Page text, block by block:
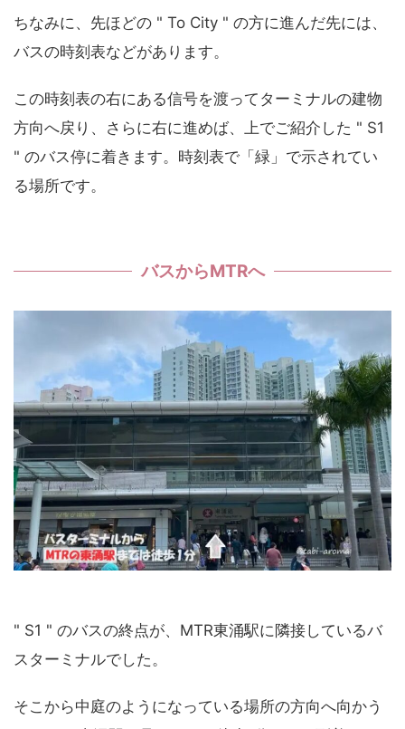
ちなみに、先ほどの " To City " の方に進んだ先には、
バスの時刻表などがあります。
この時刻表の右にある信号を渡ってターミナルの建物
方向へ戻り、さらに右に進めば、上でご紹介した " S1
" のバス停に着きます。時刻表で「緑」で示されてい
る場所です。
バスからMTRへ
" S1 " のバスの終点が、MTR東涌駅に隣接しているバ
スターミナルでした。
そこから中庭のようになっている場所の方向へ向かう